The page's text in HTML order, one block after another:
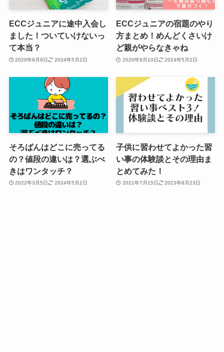
ECCジュニアに途中入会し
ました！ついていけないっ
て本当？
2020年9月9日 2024年5月2日
ECCジュニアの宿題のやり
方まとめ！めんどくさいけ
ど親がやらなきゃね
2020年9月10日 2024年5月2日
そろばんはどこに売ってる
の？値段の違いは？選ぶべ
きはワンタッチ？
2022年3月5日 2024年5月2日
子供に習わせてよかった習
い事の体験談とその理由ま
とめてみた！
2021年7月15日 2023年8月23日